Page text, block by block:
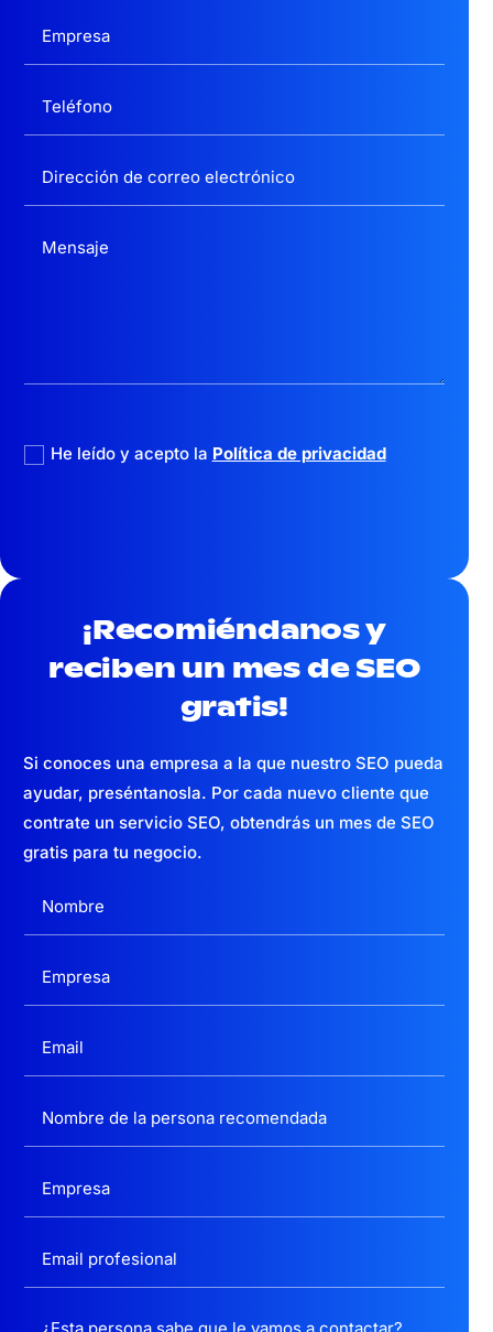
He leído y acepto la Política de privacidad
¡Recomiéndanos y
reciben un mesde SEO
gratis!
Si conoces una empresa a la que nuestro SEO pueda
ayudar, preséntanosla. Por cada nuevo cliente que
contrate un servicio SEO, obtendrás un mes de SEO
gratis para tu negocio.